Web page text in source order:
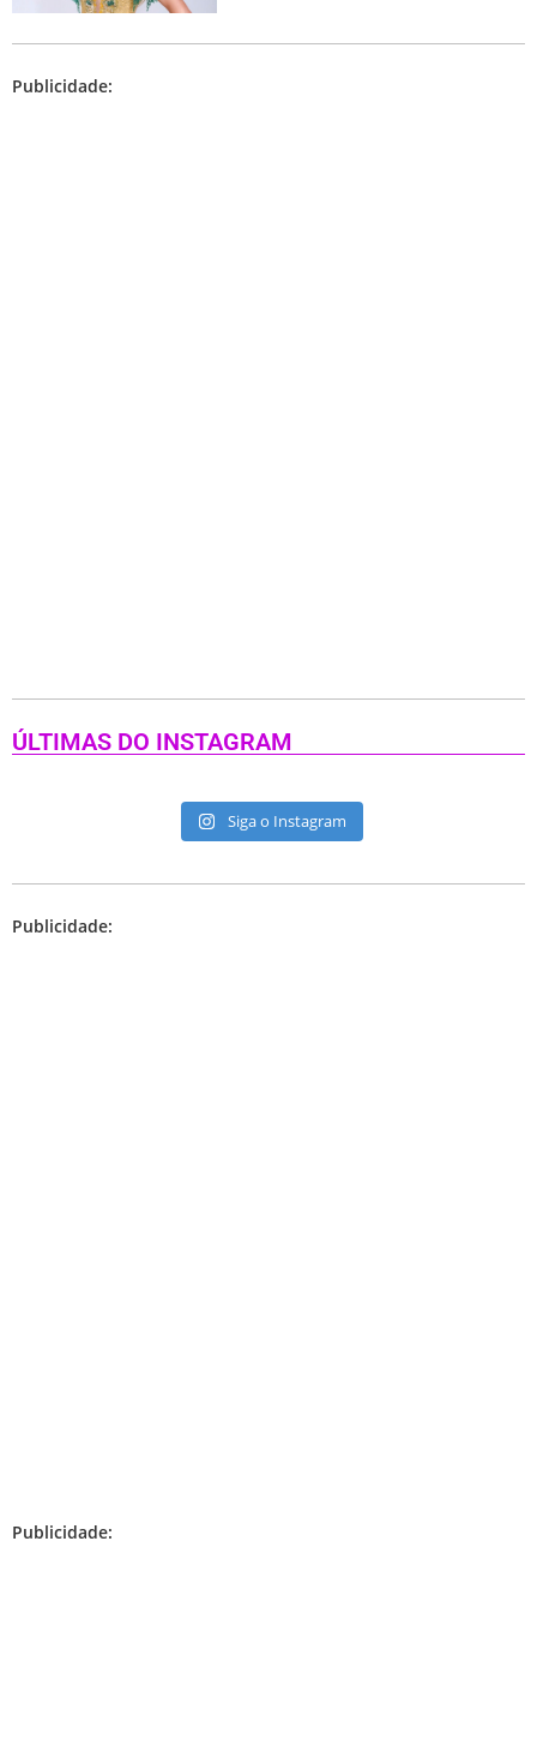
Publicidade:
ÚLTIMAS DO INSTAGRAM
Siga o Instagram
Publicidade:
Publicidade: